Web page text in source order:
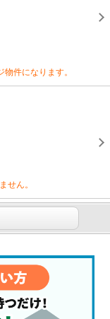
件になります。
せん。